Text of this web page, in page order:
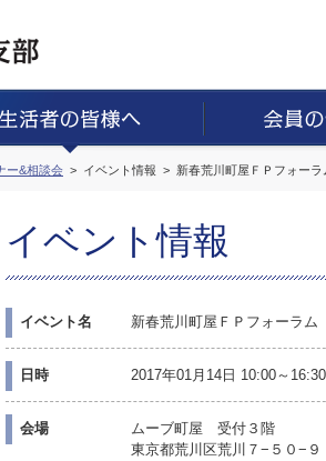
ー&相談会 イベント情報 新春荒川町屋ＦＰフォーラ
イベント情報
イベント名 新春荒川町屋ＦＰフォーラム
日時 2017年01月14日 10:00～16:30
会場
ムーブ町屋 受付３階
東京都荒川区荒川７−５０−９